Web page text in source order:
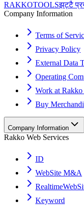
RAKKOTOOLSझट्टै
Company Information
Terms of
Privacy Policy
External Data
Operating
Work at
Buy
Company Information
Rakko Web Services
ID
WebSite M&A
Keyword